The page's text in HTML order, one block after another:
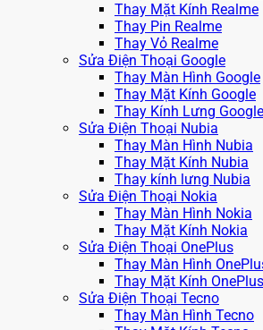
Thay Mặt Kính Realme
Thay Pin Realme
Thay Vỏ Realme
Sửa Điện Thoại Google
Thay Màn Hình Google
Thay Mặt Kính Google
Thay Kính Lưng Google
Sửa Điện Thoại Nubia
Thay Màn Hình Nubia
Thay Mặt Kính Nubia
Thay kính lưng Nubia
Sửa Điện Thoại Nokia
Thay Màn Hình Nokia
Thay Mặt Kính Nokia
Sửa Điện Thoại OnePlus
Thay Màn Hình
Thay Mặt Kính OnePlus
Sửa Điện Thoại Tecno
Thay Màn Hình Tecno